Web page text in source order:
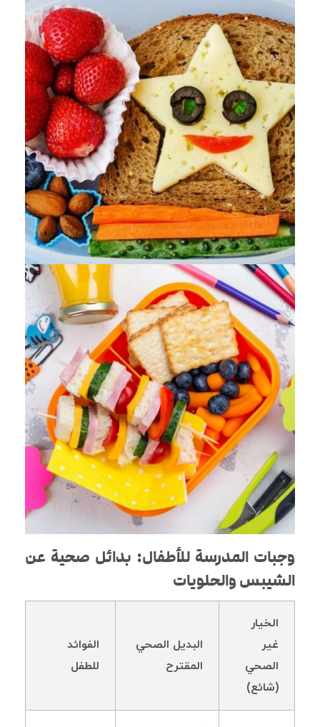
وجبات المدرسة للأطفال: بدائل صحية عن
الشيبس والحلويات
الخيار
غير
الصحي
(شائع)
البديل الصحي
المقترح
الفوائد
للطفل